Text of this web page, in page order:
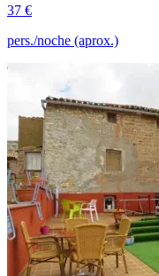
37 €
pers./noche (aprox.)